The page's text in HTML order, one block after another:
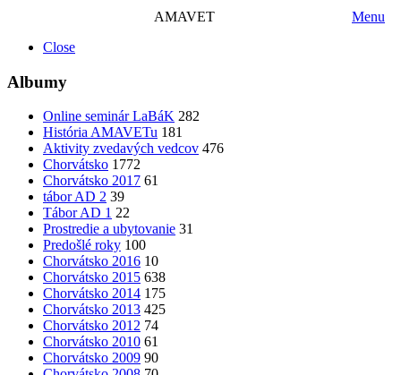
AMAVET
Menu
Close
Albumy
Online seminár LaBáK 282
História AMAVETu 181
Aktivity zvedavých vedcov 476
Chorvátsko 1772
Chorvátsko 2017 61
tábor AD 2 39
Tábor AD 1 22
Prostredie a ubytovanie 31
Predošlé roky 100
Chorvátsko 2016 10
Chorvátsko 2015 638
Chorvátsko 2014 175
Chorvátsko 2013 425
Chorvátsko 2012 74
Chorvátsko 2010 61
Chorvátsko 2009 90